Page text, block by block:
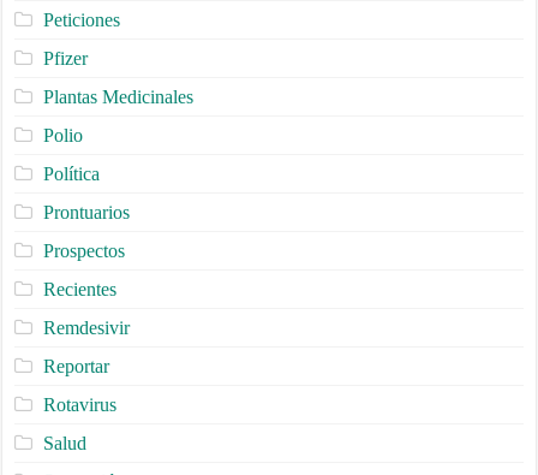
Peticiones
Pfizer
Plantas Medicinales
Polio
Política
Prontuarios
Prospectos
Recientes
Remdesivir
Reportar
Rotavirus
Salud